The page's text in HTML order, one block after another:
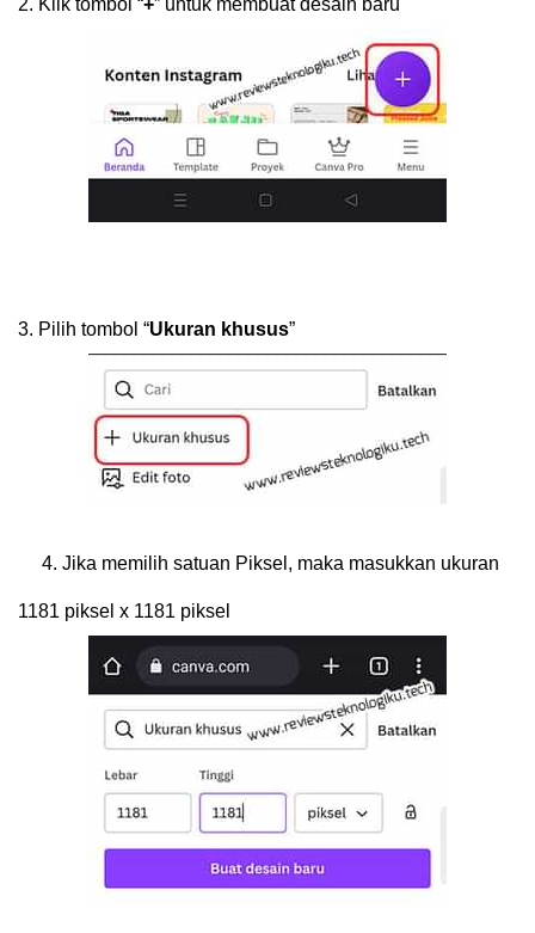
3. Pilih tombol “Ukuran khusus”
4. Jika memilih satuan Piksel, maka masukkan ukuran
1181 piksel x 1181 piksel